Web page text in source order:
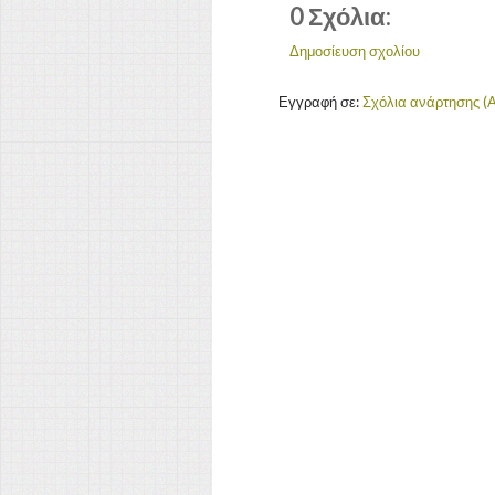
0 Σχόλια:
Δημοσίευση σχολίου
Εγγραφή σε:Σχόλια ανάρτησης